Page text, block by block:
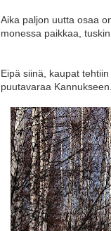
Aika paljon uutta osaa
monessa paikkaa,
Eipä siinä, kaupat
puutavaraa